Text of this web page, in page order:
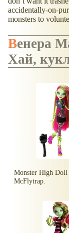
accidentally-on-
monsters to
Венера Макфлайтрап Монстр
Хай,
Monster High Doll
McFlytrap.